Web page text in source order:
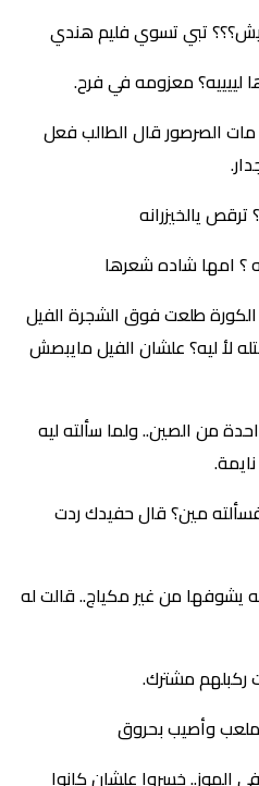
تبي تسوي فليم هندي
لييييه؟ معزومه في فرح.
الصرصور قال الطالب فعل
يالخيزرانه
؟ امها شاده شعرها
الكورة طلعت فوق الشجرة الفيل
لأ ليه؟ علشان الفيل مايبصش
من الصين.. ولما سألته ليه
مين؟ قال حفيدك ردت
يشوفها من غير مكياج.. قالت له
وأصيب بحروق
في الموز.. خسروا علشان كانوا